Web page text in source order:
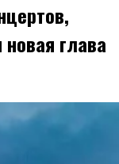
глава